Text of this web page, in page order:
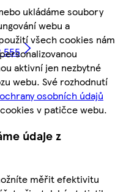
ukládáme soubory
webu a
všech cookies nám
aktivní jen nezbytné
webu. Své rozhodnutí
osobních údajů
v patičce webu.
údaje z
měřit efektivitu
555